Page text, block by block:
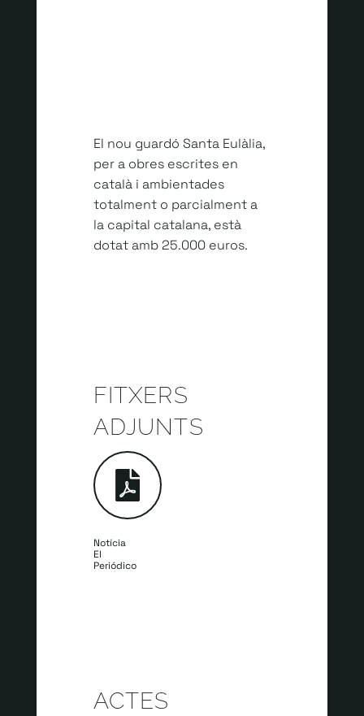
El nou guardó Santa Eulàlia,
per a obres escrites en
català i ambientades
totalment o parcialment a
la capital catalana, està
dotat amb 25.000 euros.
FITXERS
ADJUNTS
Notícia
El
Periódico
ACTES